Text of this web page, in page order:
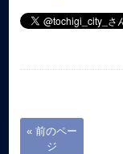
« 前のペー
ジ